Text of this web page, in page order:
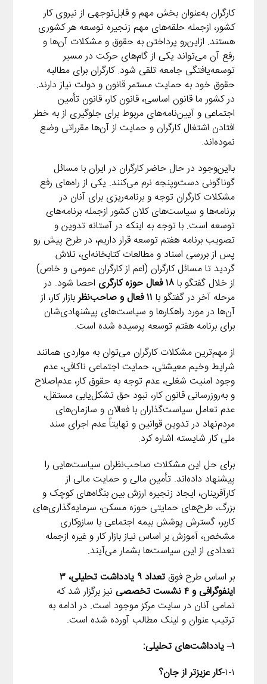
n
k
g
r
a
n
t
کارگران به‌عنوان بخش مهم و قابل‌توجهی از نیروی کار
کشور، ازجمله حلقه‌های مهم زنجیره توسعه هر کشوری
هستند. ازاین‌رو پرداختن به حقوق و مشکلات آن‌ها و
رفع آن می‌تواند یکی از گام‌های حرکت در مسیر
توسعه‌یافتگی جامعه تلقی شود. کارگران برای مطالبه
حقوق خود به حمایت مستمر قانون و دولت نیاز دارند.
در کشور ما قانون اساسی، قانون کار، قانون تأمین
اجتماعی و آیین‌نامه‌های مربوط برای جلوگیری از به خطر
افتادن اشتغال کارگران و حمایت از آن‌ها مقرراتی وضع
نموده‌اند.
بااین‌وجود در حال حاضر کارگران در ایران با مسائل
گوناگونی دست‌وپنجه نرم می‌کنند. یکی از راه‌های رفع
مشکلات کارگران توجه و برنامه‌ریزی برای آنان در
برنامه‌ها و سیاست‌های کلان کشور ازجمله برنامه‌های
توسعه است. با توجه به اینکه در آستانه تدوین و
تصویب برنامه هفتم توسعه قرار داریم، در طرح پیش رو
پس از بررسی اسناد و مطالعات کتابخانه‌ای، تلاش
گردید تا مسائل کارگران (اعم از کارگران عمومی و خاص)
از خلال گفتگو با۱۸ فعال حوزه کارگری
احصا شود. در
مرحله آخر در گفتگو با ۱۱ فعال و صاحب‌نظر
بازار کار، از
آن‌ها در مورد راهکارها و سیاست‌های پیشنهادی‌شان
برای برنامه هفتم توسعه پرسیده شده است.
از مهم‌ترین مشکلات کارگران می‌توان به مواردی همانند
شرایط وخیم معیشتی، حمایت اجتماعی ناکافی، عدم
وجود امنیت شغلی، عدم توجه به حقوق کار، عدم‌اصلاح
و به‌روزرسانی قانون کار، نبود حق تشکل‌یابی مستقل،
عدم تعامل سیاست‌گذاران با فعالان و سازمان‌های
مردم‌نهاد در تدوین قوانین و نهایتاً عدم اجرای سند
ملی کار شایسته اشاره کرد.
برای حل این مشکلات صاحب‌نظران سیاست‌هایی را
پیشنهاد داده‌اند. تأمین مالی و حمایت مالی از
کارآفرینان، ایجاد زنجیره ارزش بین بنگاه‌های کوچک و
بزرگ، طرح‌های حمایتی حوزه مسکن، سرمایه‌گذاری‌های
کاربر، گسترش پوشش بیمه اجتماعی با سازوکاری
مشخص، آموزش بر اساس نیاز بازار کار و غیره ازجمله
تعدادی از این سیاست‌ها بشمار می‌آیند.
بر اساس طرح فوق
تعداد ۹ یادداشت تحلیلی، ۳
اینفوگرافی و ۴ نشست تخصصی
نیز برگزار شد که
تمامی آنان در سایت مرکز موجود است. در ادامه به
ترتیب عنوان و لینک مطالب آورده شده است.
۱–یادداشت‌های تحلیلی:
۱-۱- کار عزیزتر از جان؟